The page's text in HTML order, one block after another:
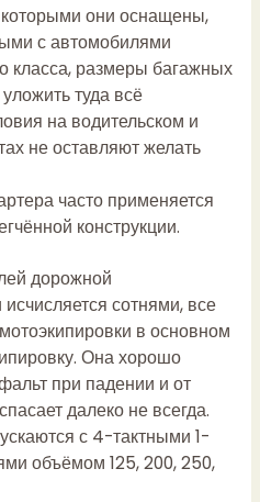
которыми они оснащены,
с автомобилями
класса, размеры багажных
туда всё
на водительском и
не оставляют желать
часто применяется
конструкции.
дорожной
сотнями, все
в основном
Она хорошо
при падении и от
далеко не всегда.
с 4-тактными 1-
объёмом 125, 200, 250,